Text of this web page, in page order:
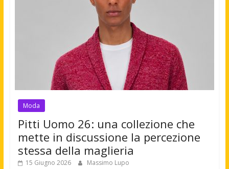
Moda
Pitti Uomo 26: una collezione che
mette in discussione la percezione
stessa della maglieria
15 Giugno 2026 Massimo Lupo